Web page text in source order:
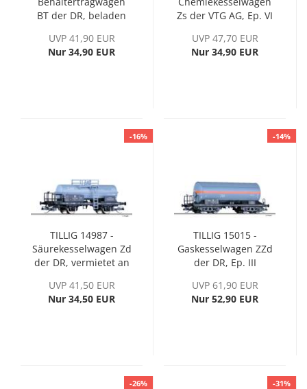
BT der DR, beladen
Haus Behältern, Ep.
III
UVP 41,90 EUR
Nur 34,90 EUR
Zs der VTG AG, Ep. VI
UVP 47,70 EUR
Nur 34,90 EUR
-16%
TILLIG 14987 -
Säurekesselwagen Zd
der DR, vermietet an
Werke Buna, Ep. III
UVP 41,50 EUR
Nur 34,50 EUR
-14%
TILLIG 15015 -
Gaskesselwagen ZZd
der DR, Ep. III
UVP 61,90 EUR
Nur 52,90 EUR
-26% -31%